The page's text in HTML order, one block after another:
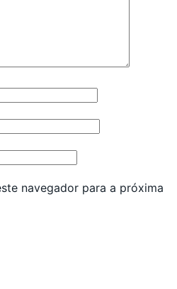
navegador para a próxima